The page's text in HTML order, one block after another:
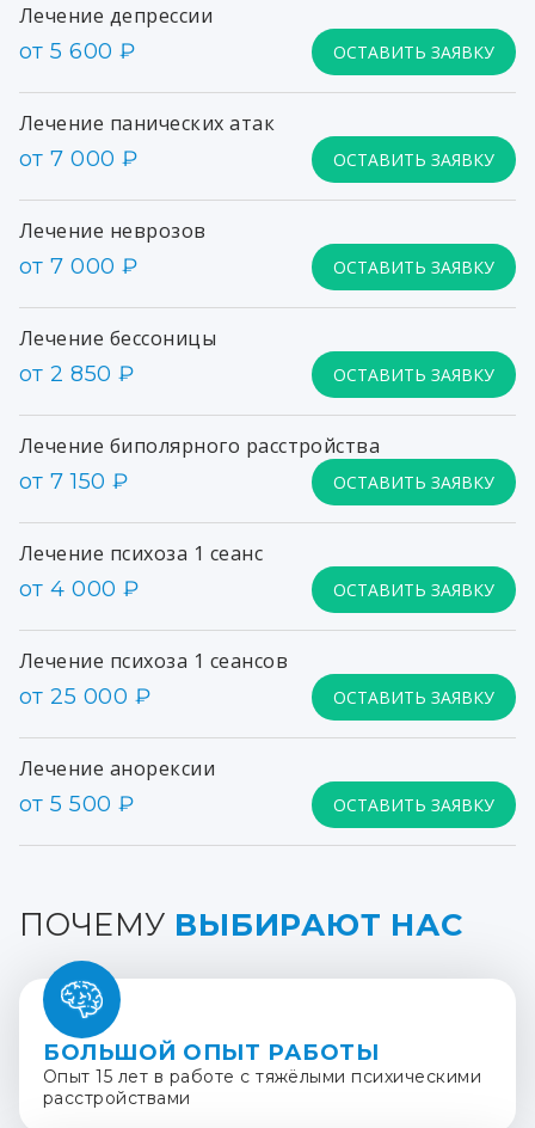
Лечение депрессии
от 5 600 ₽
ОСТАВИТЬ ЗАЯВКУ
Лечение панических атак
от 7 000 ₽
ОСТАВИТЬ ЗАЯВКУ
Лечение неврозов
от 7 000 ₽
ОСТАВИТЬ ЗАЯВКУ
Лечение бессоницы
от 2 850 ₽
ОСТАВИТЬ ЗАЯВКУ
Лечение биполярного расстройства
от 7 150 ₽
ОСТАВИТЬ ЗАЯВКУ
Лечение психоза 1 сеанс
от 4 000 ₽
ОСТАВИТЬ ЗАЯВКУ
Лечение психоза 1 сеансов
от 25 000 ₽
ОСТАВИТЬ ЗАЯВКУ
Лечение анорексии
от 5 500 ₽
ОСТАВИТЬ ЗАЯВКУ
ПОЧЕМУ ВЫБИРАЮТ НАС
БОЛЬШОЙ ОПЫТ РАБОТЫ
Опыт 15 лет в работе с тяжёлыми психическими
расстройствами